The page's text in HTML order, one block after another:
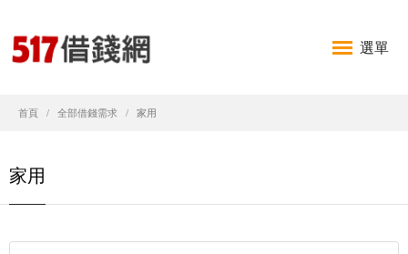
選單
首頁 全部借錢需求 家用
家用